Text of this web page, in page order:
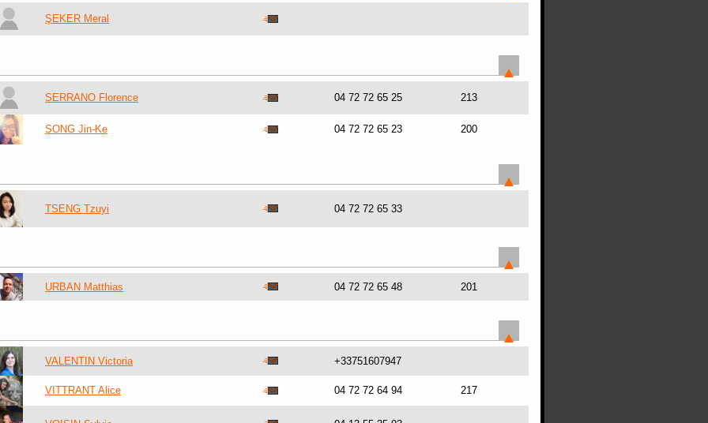
ŞEKER Meral
SERRANO Florence 04 72 72 65 25 213
SONG Jin-Ke 04 72 72 65 23 200
TSENG Tzuyi 04 72 72 65 33
URBAN Matthias 04 72 72 65 48 201
VALENTIN Victoria +33751607947
VITTRANT Alice 04 72 72 64 94 217